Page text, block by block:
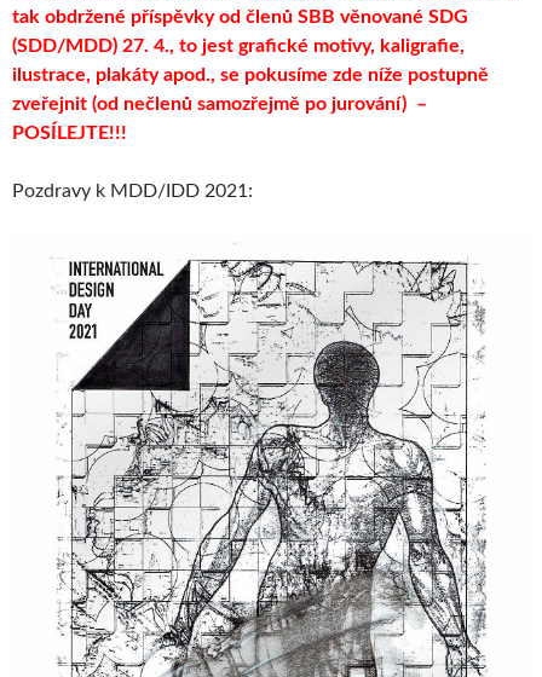
tak obdržené příspěvky od členů SBB věnované SDG
(SDD/MDD) 27. 4., to jest grafické motivy, kaligrafie,
ilustrace, plakáty apod., se pokusíme zde níže postupně
zveřejnit (od nečlenů samozřejmě po jurování) –
POSÍLEJTE!!!
Pozdravy k MDD/IDD 2021: